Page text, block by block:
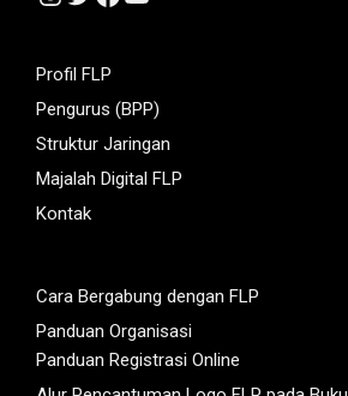
Profil FLP
Pengurus (BPP)
Struktur Jaringan
Majalah Digital FLP
Kontak
Cara Bergabung dengan FLP
Panduan Organisasi
Panduan Registrasi Online